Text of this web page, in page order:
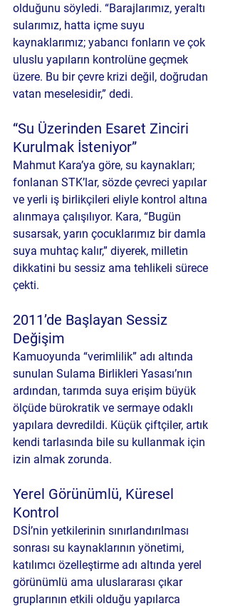
olduğunu söyledi. “Barajlarımız, yeraltı
sularımız, hatta içme suyu
kaynaklarımız; yabancı fonların ve çok
uluslu yapıların kontrolüne geçmek
üzere. Bu bir çevre krizi değil, doğrudan
vatan meselesidir,” dedi.
“Su Üzerinden Esaret Zinciri
Kurulmak İsteniyor”
Mahmut Kara’ya göre, su kaynakları;
fonlanan STK’lar, sözde çevreci yapılar
ve yerli iş birlikçileri eliyle kontrol altına
alınmaya çalışılıyor. Kara, “Bugün
susarsak, yarın çocuklarımız bir damla
suya muhtaç kalır,” diyerek, milletin
dikkatini bu sessiz ama tehlikeli sürece
çekti.
2011’de Başlayan Sessiz
Değişim
Kamuoyunda “verimlilik” adı altında
sunulan Sulama Birlikleri Yasası’nın
ardından, tarımda suya erişim büyük
ölçüde bürokratik ve sermaye odaklı
yapılara devredildi. Küçük çiftçiler, artık
kendi tarlasında bile su kullanmak için
izin almak zorunda.
Yerel Görünümlü, Küresel
Kontrol
DSİ’nin yetkilerinin sınırlandırılması
sonrası su kaynaklarının yönetimi,
katılımcı özelleştirme adı altında yerel
görünümlü ama uluslararası çıkar
gruplarının etkili olduğu yapılarca